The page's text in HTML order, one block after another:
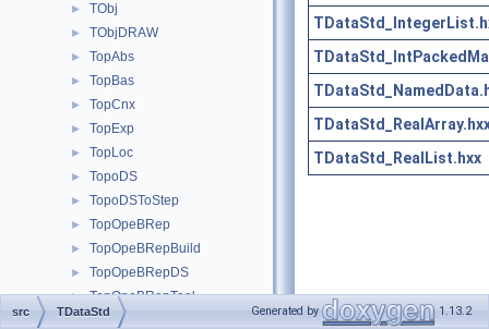
► TObj
► TObjDRAW
► TopAbs
► TopBas
► TopCnx
► TopExp
► TopLoc
► TopoDS
► TopoDSToStep
► TopOpeBRep
► TopOpeBRepBuild
► TopOpeBRepDS
► TopOpeBRepTool
► TopTools
TDataStd_RealList.hxx
src TDataStd Generated by 1.13.2